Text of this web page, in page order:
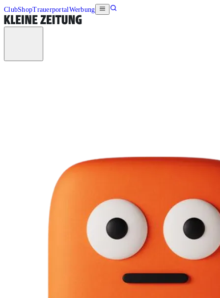
ClubShopTrauerportalWerbung